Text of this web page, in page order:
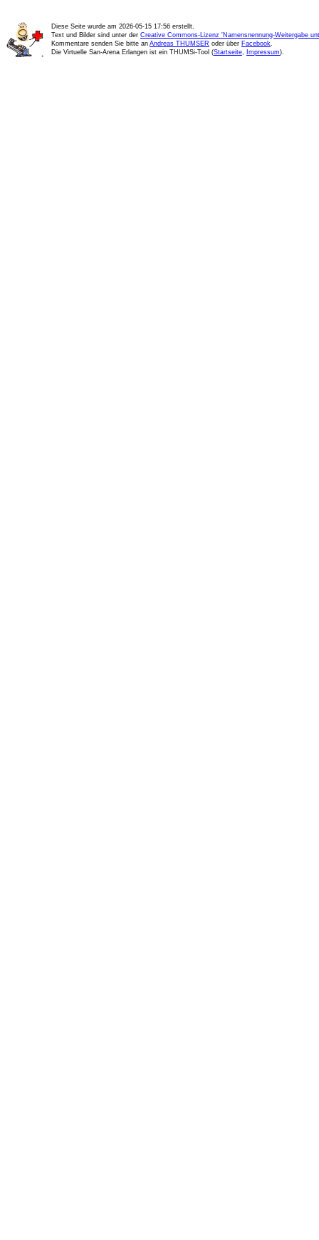
Diese Seite wurde am 2026-05-15 17:56 erstellt.
Text und Bilder sind unter der Creative Commons-Lizenz 'Namensnennung-Weitergabe
Kommentare senden Sie bitte an Andreas THUMSER oder über Facebook.
Die Virtuelle San-Arena Erlangen ist ein THUMSi-Tool (Startseite, Impressum).